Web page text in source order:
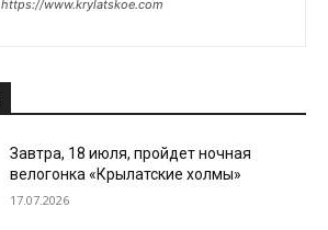
https://www.krylatskoe.com
Завтра, 18 июля, пройдет ночная
велогонка «Крылатские холмы»
17.07.2026